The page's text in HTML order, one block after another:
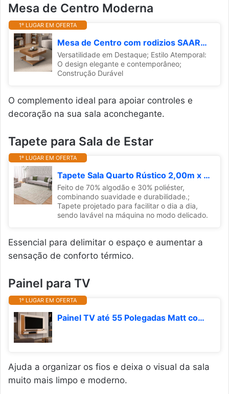
Mesa de Centro Moderna
1º LUGAR EM OFERTA
Mesa de Centro com rodizios SAARA cor Cinamomo/Off White - Artely
Versatilidade em Destaque; Estilo Atemporal:
O design elegante e contemporâneo;
Construção Durável
O complemento ideal para apoiar controles e
decoração na sua sala aconchegante.
Tapete para Sala de Estar
1º LUGAR EM OFERTA
Tapete Sala Quarto Rústico 2,00m x 3,00m Grande Antiderrapante Decoração Boho Bege Mesclado Cru Caramelo Artesanal de Tear Jacquard Lavável na Máquina
Feito de 70% algodão e 30% poliéster,
combinando suavidade e durabilidade.;
Tapete projetado para facilitar o dia a dia,
sendo lavável na máquina no modo delicado.
Essencial para delimitar o espaço e aumentar a
sensação de conforto térmico.
Painel para TV
1º LUGAR EM OFERTA
Painel TV até 55 Polegadas Matt com porta Off white/Nature - JM Casa dos Moveis
Ajuda a organizar os fios e deixa o visual da sala
muito mais limpo e moderno.